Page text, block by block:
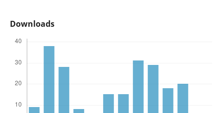
Downloads